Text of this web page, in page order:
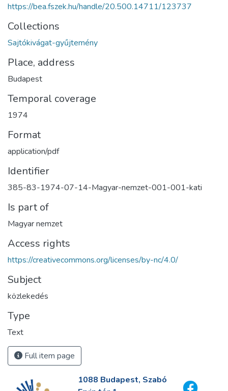
https://bea.fszek.hu/handle/20.500.14711/123737
Collections
Sajtókivágat-gyűjtemény
Place, address
Budapest
Temporal coverage
1974
Format
application/pdf
Identifier
385-83-1974-07-14-Magyar-nemzet-001-001-kati
Is part of
Magyar nemzet
Access rights
https://creativecommons.org/licenses/by-nc/4.0/
Subject
közlekedés
Type
Text
Full item page
1088 Budapest, Szabó